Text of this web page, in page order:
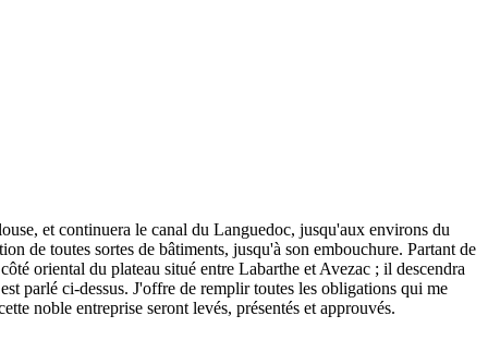
et continuera le canal du Languedoc, jusqu'aux environs du
de toutes sortes de bâtiments, jusqu'à son embouchure. Partant de
oriental du plateau situé entre Labarthe et Avezac ; il descendra
parlé ci-dessus. J'offre de remplir toutes les obligations qui me
noble entreprise seront levés, présentés et approuvés.